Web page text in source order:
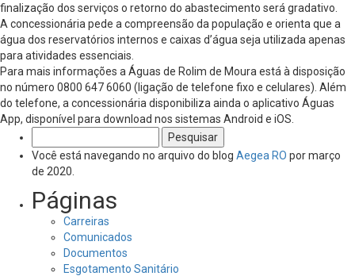
finalização dos serviços o retorno do abastecimento será gradativo.
A concessionária pede a compreensão da população e orienta que a
água dos reservatórios internos e caixas d’água seja utilizada apenas
para atividades essenciais.
Para mais informações a Águas de Rolim de Moura está à disposição
no número 0800 647 6060 (ligação de telefone fixo e celulares). Além
do telefone, a concessionária disponibiliza ainda o aplicativo Águas
App, disponível para download nos sistemas Android e iOS.
por:
Você está navegando no arquivo do blog Aegea RO por março
de 2020.
Páginas
Carreiras
Comunicados
Documentos
Esgotamento Sanitário